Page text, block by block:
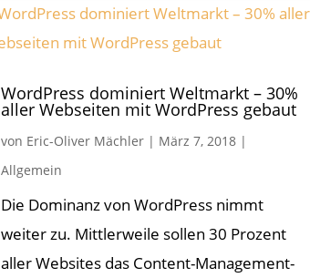
WordPress dominiert Weltmarkt – 30%
aller Webseiten mit WordPress gebaut
von Eric-Oliver Mächler| März 7, 2018|
Allgemein
Die Dominanz von WordPress nimmt
weiter zu. Mittlerweile sollen 30 Prozent
aller Websites das Content-Management-